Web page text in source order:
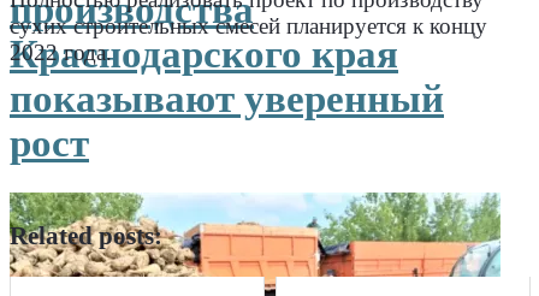
производства
Краснодарского края
показывают уверенный
рост
сухих строительных смесей планируется к концу
2022 года.
.
Related posts: